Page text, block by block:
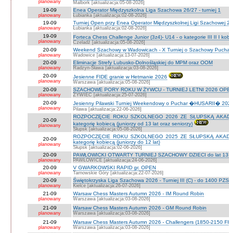
planowany Malbork [aktualizacja:05-08-2026]
19-09
planowany
Enea Operator Międzyszkolna Liga Szachowa 26/27 - turniej 1
Łubianka [aktualizacja:02-08-2026]
19-09
planowany
Turniej Open przy Enea Operator Międzyszkolnej Ligi Szachowej
Łubianka [aktualizacja:02-08-2026]
19-09
planowany
Forteca Chess Challenge Junior (3z4)- U14 - o kategorie III II I
Czeladź [aktualizacja:05-08-2026]
20-09
planowany
Weekend Szachowy w Wadowicach - X Turniej o Szachowy
Wadowice [aktualizacja:13-07-2026]
20-09
planowany
Eliminacje Strefy Lubusko-Dolnośląskiej do MPM oraz OOM
Radzyn-Sława [aktualizacja:03-08-2026]
20-09
planowany
Jesienne FIDE granie w Hetmanie 2026
Warszawa [aktualizacja:05-08-2026]
20-09
planowany
SZACHOWE PORY ROKU W ŻYWCU - TURNIEJ LETNI 2026
ŻYWIEC [aktualizacja:25-07-2026]
20-09
planowany
Jesienny Pilawski Turniej Weekendowy o Puchar �HUSARII�
Pilawa [aktualizacja:22-06-2026]
20-09
planowany
ROZPOCZĘCIE ROKU SZKOLNEGO 2026 ZE SŁUPSKĄ
kategorię kobiecą (juniorzy od 13 lat oraz seniorzy)
Słupsk [aktualizacja:05-08-2026]
20-09
planowany
ROZPOCZĘCIE ROKU SZKOLNEGO 2025 ZE SŁUPSKĄ
kategorię kobiecą (juniorzy do 12 lat)
Słupsk [aktualizacja:02-06-2026]
20-09
planowany
PAWŁOWICKI OTWARTY TURNIEJ SZACHOWY DZIECI do lat
PAWŁOWICE [aktualizacja:24-06-2026]
20-09
planowany
V GWARKOWSKI RAPID gr. OPEN
Tarnowskie Góry [aktualizacja:22-07-2026]
20-09
planowany
Świętokrzyska Liga Szachowa 2026 - Turniej III (C) - do 1400
Kielce [aktualizacja:26-07-2026]
21-09
planowany
Warsaw Chess Masters Autumn 2026 - IM Round Robin
Warszawa [aktualizacja:03-08-2026]
21-09
planowany
Warsaw Chess Masters Autumn 2026 - GM Round Robin
Warszawa [aktualizacja:03-08-2026]
21-09
planowany
Warsaw Chess Masters Autumn 2026 - Challengers (1850-2150
Warszawa [aktualizacja:03-08-2026]